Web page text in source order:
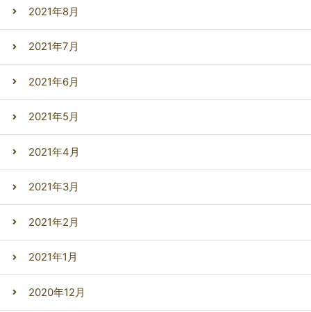
2021年8月
2021年7月
2021年6月
2021年5月
2021年4月
2021年3月
2021年2月
2021年1月
2020年12月